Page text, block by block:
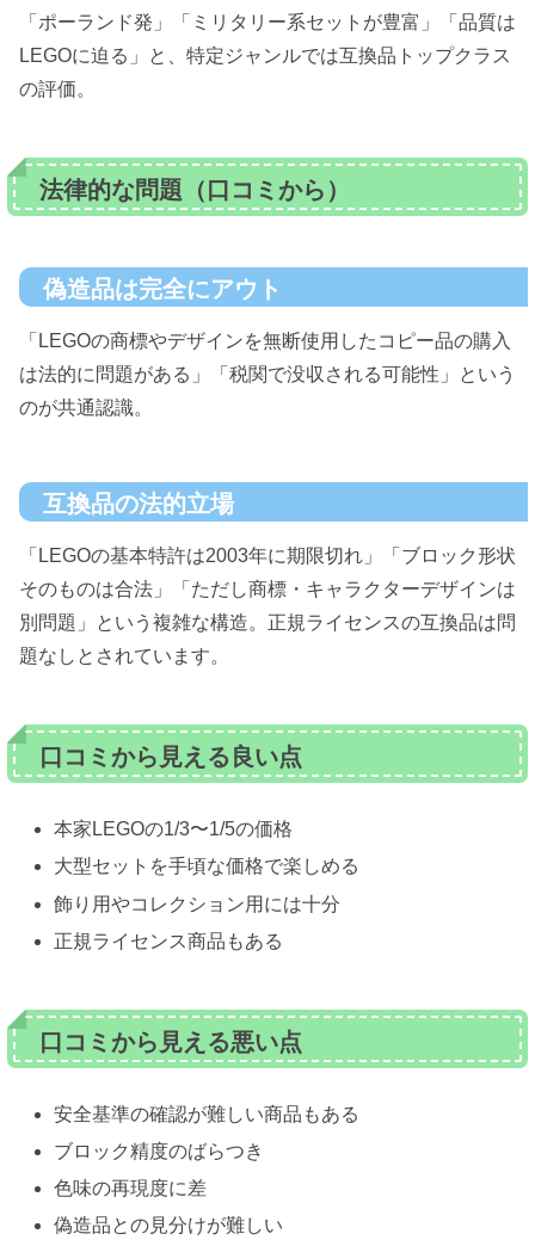
「ポーランド発」「ミリタリー系セットが豊富」「品質は
LEGOに迫る」と、特定ジャンルでは互換品トップクラス
の評価。
法律的な問題（口コミから）
偽造品は完全にアウト
「LEGOの商標やデザインを無断使用したコピー品の購入
は法的に問題がある」「税関で没収される可能性」という
のが共通認識。
互換品の法的立場
「LEGOの基本特許は2003年に期限切れ」「ブロック形状
そのものは合法」「ただし商標・キャラクターデザインは
別問題」という複雑な構造。正規ライセンスの互換品は問
題なしとされています。
口コミから見える良い点
本家LEGOの1/3〜1/5の価格
大型セットを手頃な価格で楽しめる
飾り用やコレクション用には十分
正規ライセンス商品もある
口コミから見える悪い点
安全基準の確認が難しい商品もある
ブロック精度のばらつき
色味の再現度に差
偽造品との見分けが難しい